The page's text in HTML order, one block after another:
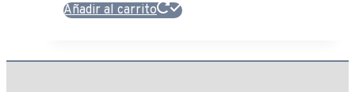
precio
era:
es:
Añadir al carrito